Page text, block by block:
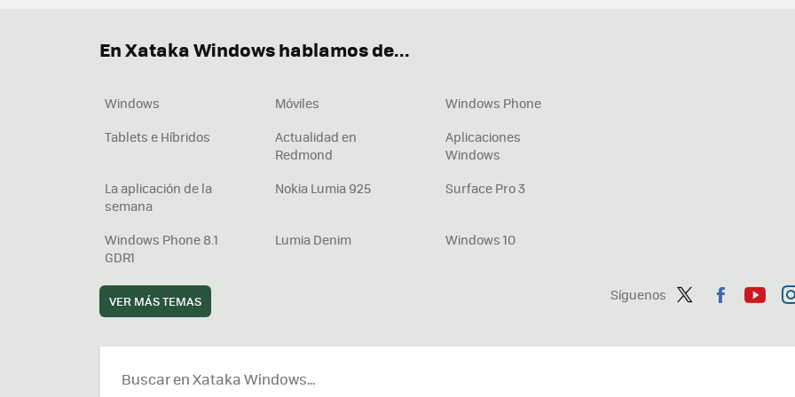
Síguenos
ter
ebo tub
En Xataka Windows hablamos de...
Windows Móviles
Windows Phone
Tablets e Híbridos
Actualidad en
Redmond
Aplicaciones
Windows
La aplicación de la
semana
Nokia Lumia 925 Surface Pro 3
Windows Phone 8.1
GDR1
Lumia Denim Windows 10
VER MÁS TEMAS